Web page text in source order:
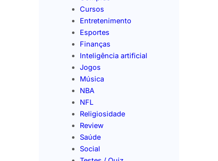
Cursos
Entretenimento
Esportes
Finanças
Inteligência artificial
Jogos
Música
NBA
NFL
Religiosidade
Review
Saúde
Social